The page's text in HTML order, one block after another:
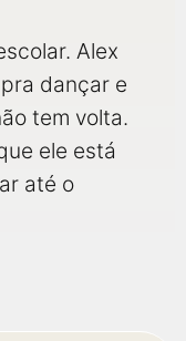
Alex
dançar e
tem volta.
ele está
até o